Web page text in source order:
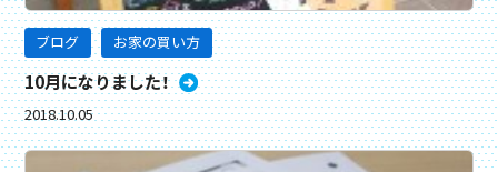
ブログ お家の買い方
10月になりました！
2018.10.05